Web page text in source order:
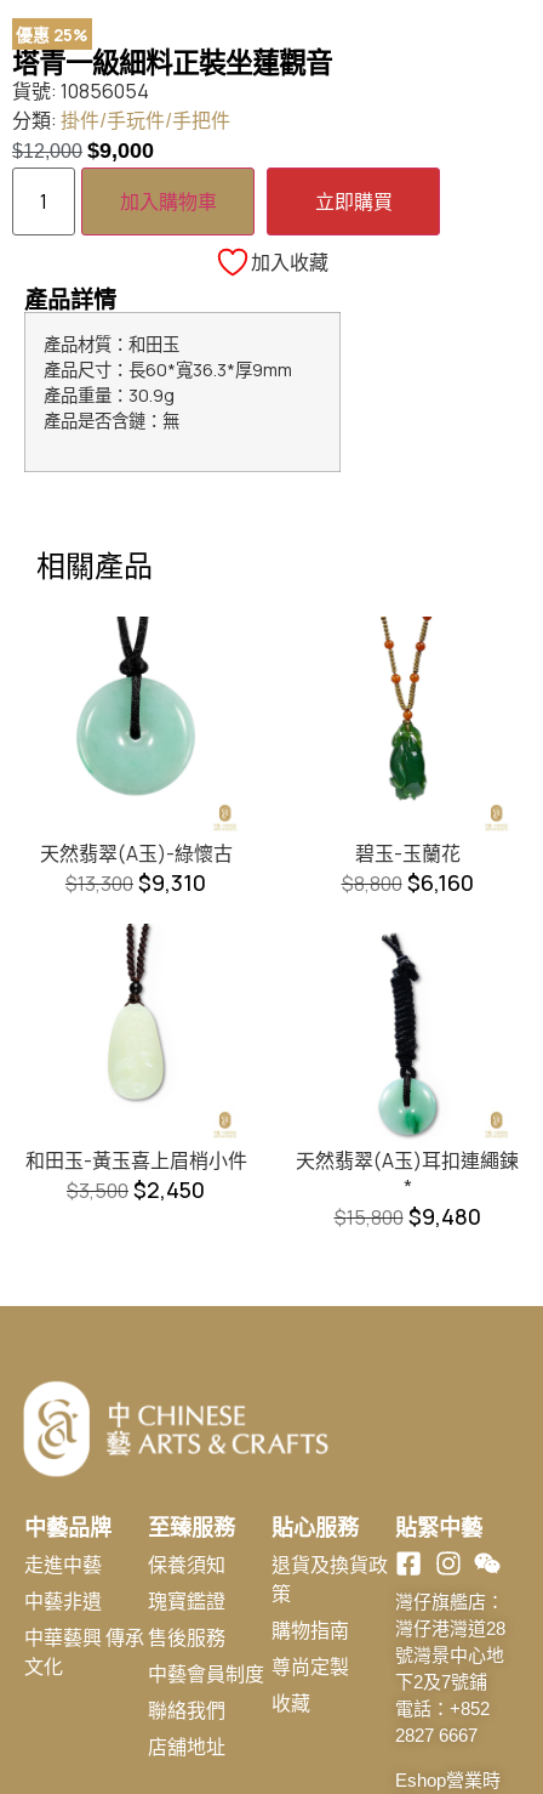
優惠 25%
塔青一級細料正裝坐蓮觀音
貨號: 10856054
分類: 掛件/手玩件/手把件
$12,000 $9,000
加入購物車 立即購買
加入收藏
產品詳情
產品材質：和田玉
產品尺寸：長60*寬36.3*厚9mm
產品重量： 30.9g
產品是否含鏈：無
相關產品
天然翡翠(A玉)-綠懷古
$13,300$9,310
碧玉-玉蘭花
$8,800 $6,160
和田玉-黃玉喜上眉梢小件
$3,500$2,450
天然翡翠(A玉)耳扣連繩鍊
*
$15,800 $9,480
中藝品牌
走進中藝
中藝非遺
中華藝興 傳承
文化
至臻服務
保養須知
瑰寶鑑證
售後服務
中藝會員制度
聯絡我們
店舖地址
貼心服務
退貨及換貨政
策
購物指南
尊尚定製
收藏
貼緊中藝
灣仔旗艦店：
灣仔港灣道28
號灣景中心地
下2及7號鋪
電話：+852
2827 6667
Eshop營業時